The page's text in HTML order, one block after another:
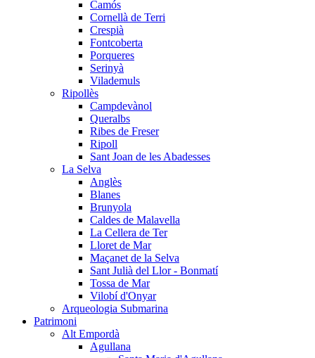
Camós
Cornellà de Terri
Crespià
Fontcoberta
Porqueres
Serinyà
Vilademuls
Ripollès
Campdevànol
Queralbs
Ribes de Freser
Ripoll
Sant Joan de les Abadesses
La Selva
Anglès
Blanes
Brunyola
Caldes de Malavella
La Cellera de Ter
Lloret de Mar
Maçanet de la Selva
Sant Julià del Llor - Bonmatí
Tossa de Mar
Vilobí d'Onyar
Arqueologia Submarina
Patrimoni
Alt Empordà
Agullana